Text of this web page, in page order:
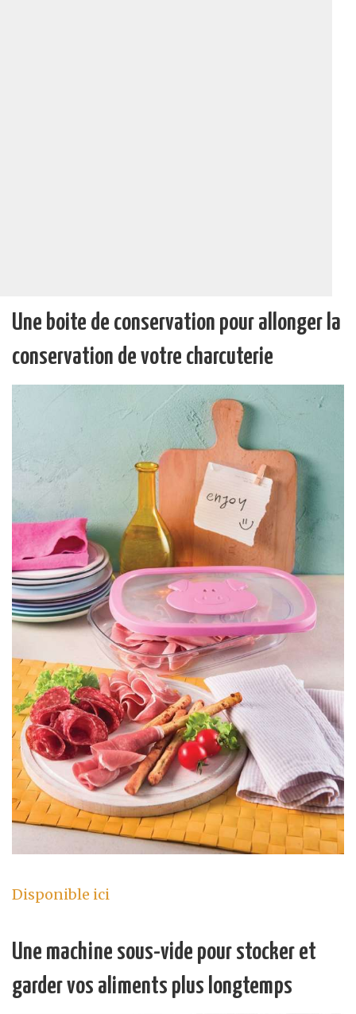
Une boite de conservation pour allonger la
conservation de votre charcuterie
Disponible ici
Une machine sous-vide pour stocker et
garder vos aliments plus longtemps